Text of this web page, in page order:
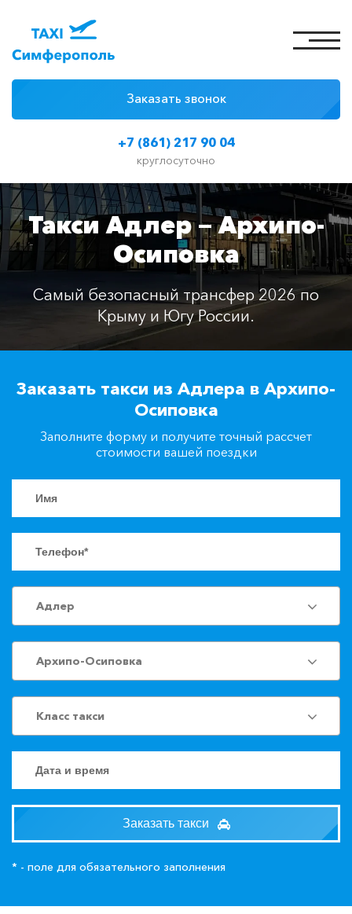
+7 (861) 217 90 04
круглосуточно
Заказать звонок
Цены на такси
Классы автомобилей
Отзывы
Контакты
Заказать такси
Такси Адлер — Архипо-
Осиповка
Самый безопасный трансфер 2026 по
Крыму и Югу России.
Заказать такси из Адлера в Архипо-
Осиповка
Заполните форму и получите точный рассчет
стоимости вашей поездки
Адлер
Архипо-Осиповка
Класс такси
Заказать такси
* - поле для обязательного заполнения